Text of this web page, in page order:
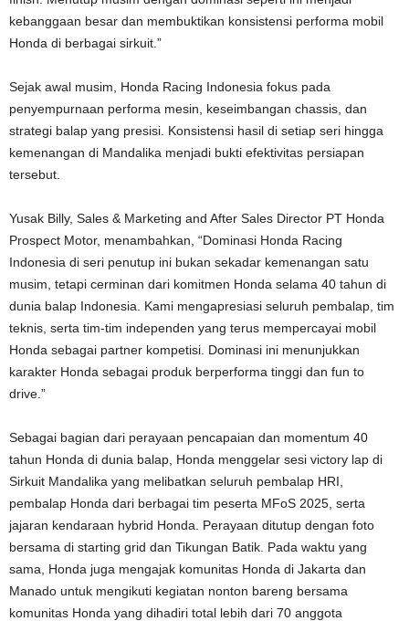
kebanggaan besar dan membuktikan konsistensi performa mobil
Honda di berbagai sirkuit.”
Sejak awal musim, Honda Racing Indonesia fokus pada
penyempurnaan performa mesin, keseimbangan chassis, dan
strategi balap yang presisi. Konsistensi hasil di setiap seri hingga
kemenangan di Mandalika menjadi bukti efektivitas persiapan
tersebut.
Yusak Billy, Sales & Marketing and After Sales Director PT Honda
Prospect Motor, menambahkan, “Dominasi Honda Racing
Indonesia di seri penutup ini bukan sekadar kemenangan satu
musim, tetapi cerminan dari komitmen Honda selama 40 tahun di
dunia balap Indonesia. Kami mengapresiasi seluruh pembalap, tim
teknis, serta tim-tim independen yang terus mempercayai mobil
Honda sebagai partner kompetisi. Dominasi ini menunjukkan
karakter Honda sebagai produk berperforma tinggi dan fun to
drive.”
Sebagai bagian dari perayaan pencapaian dan momentum 40
tahun Honda di dunia balap, Honda menggelar sesi victory lap di
Sirkuit Mandalika yang melibatkan seluruh pembalap HRI,
pembalap Honda dari berbagai tim peserta MFoS 2025, serta
jajaran kendaraan hybrid Honda. Perayaan ditutup dengan foto
bersama di starting grid dan Tikungan Batik. Pada waktu yang
sama, Honda juga mengajak komunitas Honda di Jakarta dan
Manado untuk mengikuti kegiatan nonton bareng bersama
komunitas Honda yang dihadiri total lebih dari 70 anggota